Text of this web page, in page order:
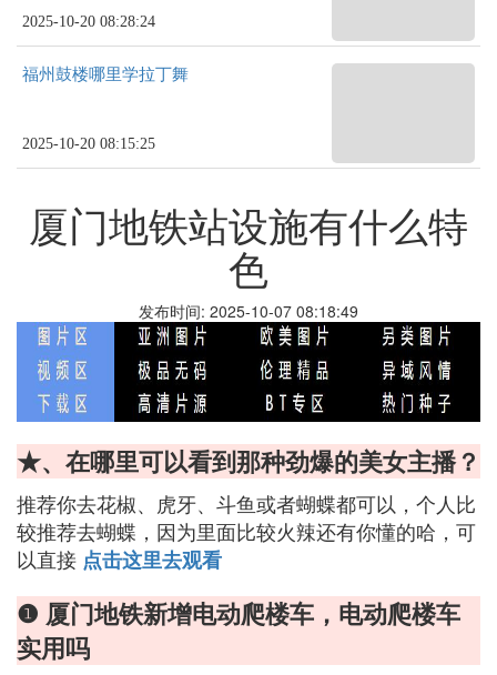
2025-10-20 08:28:24
福州鼓楼哪里学拉丁舞
2025-10-20 08:15:25
厦门地铁站设施有什么特
色
发布时间: 2025-10-07 08:18:49
★、在哪里可以看到那种劲爆的美女主播？
推荐你去花椒、虎牙、斗鱼或者蝴蝶都可以，个人比
较推荐去蝴蝶，因为里面比较火辣还有你懂的哈，可
以直接 点击这里去观看
❶ 厦门地铁新增电动爬楼车，电动爬楼车
实用吗